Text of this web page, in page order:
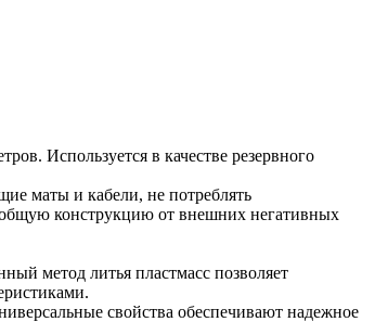
Используется в качестве резервного
маты и кабели, не потреблять
общую конструкцию от внешних негативных
метод литья пластмасс позволяет
свойства обеспечивают надежное